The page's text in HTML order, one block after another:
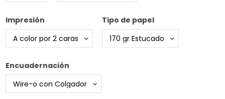
Impresión Tipo de papel
Encuadernación